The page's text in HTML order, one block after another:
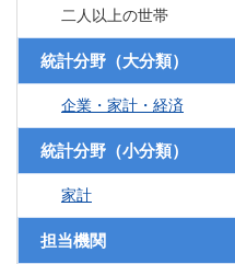
二人以上の世帯
統計分野（大分類）
企業・家計・経済
統計分野（小分類）
家計
担当機関